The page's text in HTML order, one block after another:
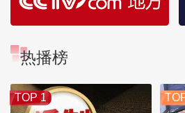
热播榜
TOP 1